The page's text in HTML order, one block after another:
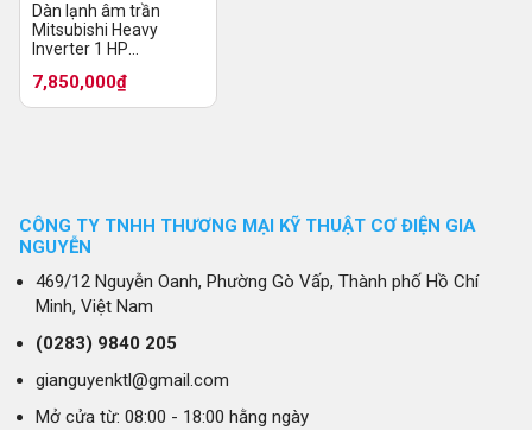
Dàn lạnh âm trần
Mitsubishi Heavy
Inverter 1 HP
7,850,000₫
CÔNG TY TNHH THƯƠNG MẠI KỸ THUẬT CƠ ĐIỆN GIA
NGUYỄN
469/12 Nguyễn Oanh, Phường Gò Vấp, Thành phố Hồ Chí
Minh, Việt Nam
(0283) 9840 205
gianguyenktl@gmail.com
Mở cửa từ: 08:00 - 18:00 hằng ngày